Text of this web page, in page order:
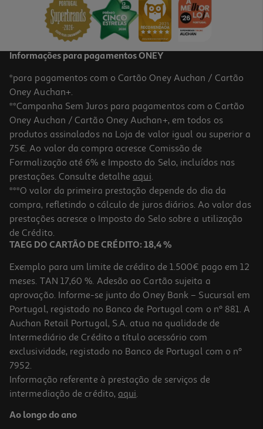
Informações para pagamentos ONEY
*para pagamentos com o Cartão Oney Auchan / Cartão
Oney Auchan+.
**Campanha Sem Juros para pagamentos com o Cartão
Oney Auchan / Cartão Oney Auchan+, em todos os
produtos assinalados na Loja de valor igual ou superior a
75€. Ao valor da compra acresce Comissão de
Formalização até 6% e Imposto do Selo, incluídos nas
prestações. Consulte detalhe aqui.
***O valor da primeira prestação depende do dia da
compra, refletindo o cálculo de juros diários. Ao valor das
prestações acresce o Imposto do Selo sobre a utilização
de Crédito.
TAEG DO CARTÃO DE CRÉDITO: 18,4 %
Exemplo para um limite de crédito de 1.500€ pago em 12
meses. TAN 17,60 %. Adesão ao Cartão sujeita a
aprovação. Informe-se junto do Oney Bank – Sucursal em
Portugal, registado no Banco de Portugal com o nº 881. A
Auchan Retail Portugal, S.A. atua na qualidade de
Intermediário de Crédito a título acessório com
exclusividade, registado no Banco de Portugal com o nº
7952.
Informação referente à prestação de serviços de
intermediação de crédito, aqui.
Ao longo do ano